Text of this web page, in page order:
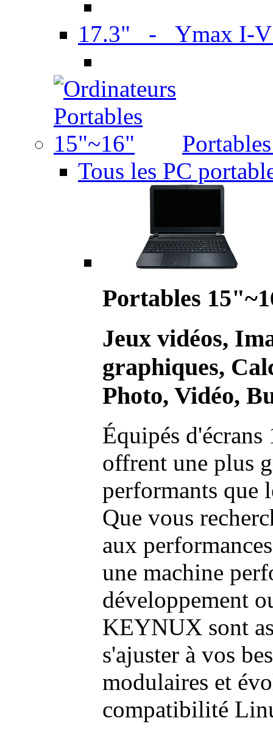
17.3" - Ymax I-
Tous les PC
Portables
Jeux vidéos,
graphiques,
Photo, Vidéo,
Équipés
offrent une plus
performants que
Que vous
aux
une machine
développement
KEYNUX sont
s'ajuster à vos
modulaires et
compatibilité